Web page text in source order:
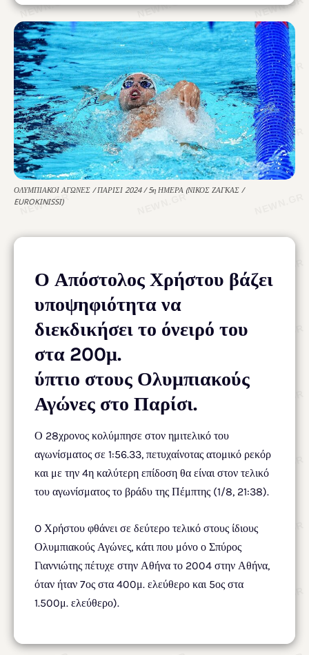
ΟΛΥΜΠΙΑΚΟΙ ΑΓΩΝΕΣ / ΠΑΡΙΣΙ 2024 / 5η ΗΜΕΡΑ (ΝΙΚΟΣ ΖΑΓΚΑΣ /
EUROKINISSI)
Ο Απόστολος Χρήστου βάζει
υποψηφιότητα να
διεκδικήσει το όνειρό του
στα 200μ.
ύπτιο στους Ολυμπιακούς
Αγώνες στο Παρίσι.
Ο 28χρονος κολύμπησε στον ημιτελικό του
αγωνίσματος σε 1:56.33, πετυχαίνοτας ατομικό ρεκόρ
και με την 4η καλύτερη επίδοση θα είναι στον τελικό
του αγωνίσματος το βράδυ της Πέμπτης (1/8, 21:38).
O Χρήστου φθάνει σε δεύτερο τελικό στους ίδιους
Ολυμπιακούς Αγώνες, κάτι που μόνο ο Σπύρος
Γιαννιώτης πέτυχε στην Αθήνα το 2004 στην Αθήνα,
όταν ήταν 7ος στα 400μ. ελεύθερο και 5ος στα
1.500μ. ελεύθερο).